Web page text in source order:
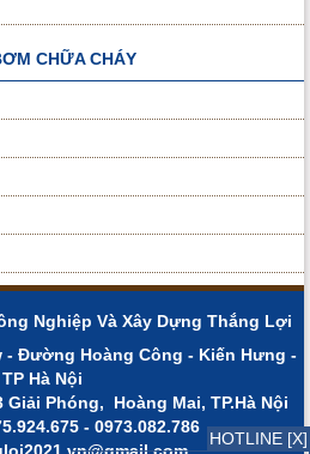
CHỮA CHÁY
Nghiệp Và Xây Dựng Thắng Lợi
- Đường Hoàng Công - Kiến Hưng -
TP Hà Nội
Phóng, Hoàng Mai, TP.Hà Nội
- 0973.082.786
HOTLINE [X]